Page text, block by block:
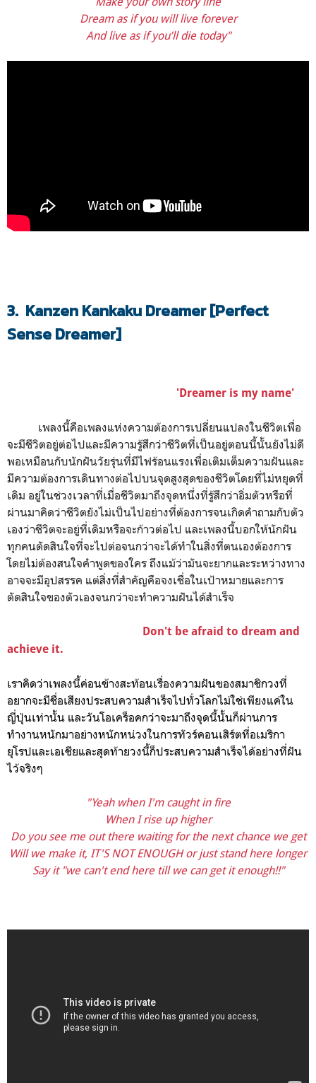
Dream as if you will live forever
And live as if you’ll die today"
3. Kanzen Kankaku Dreamer [Perfect
Sense Dreamer]
'Dreamer is my name'
เพลงนี้คือเพลงแห่งความต้องการเปลี่ยนแปลงในชีวิตเพื่อ
จะมีชีวิตอยู่ต่อไปและมีความรู้สึกว่าชีวิตที่เป็นอยู่ตอนนี้นั้นยังไม่ดี
พอเหมือนกับนักฝันวัยรุ่นที่มีไฟร้อนแรงเพื่อเติมเต็มความฝันและ
มีความต้องการเดินทางต่อไปบนจุดสูงสุดของชีวิตโดยที่ไม่หยุดที่
เดิม อยู่ในช่วงเวลาที่เมื่อชีวิตมาถึงจุดหนึ่งที่รู้สึกว่าอิ่มตัวหรือที่
ผ่านมาคิดว่าชีวิตยังไม่เป็นไปอย่างที่ต้องการจนเกิดคำถามกับตัว
เองว่าชีวิตจะอยู่ที่เดิมหรือจะก้าวต่อไป และเพลงนี้บอกให้นักฝัน
ทุกคนตัดสินใจที่จะไปต่อจนกว่าจะได้ทำในสิ่งที่ตนเองต้องการ
โดยไม่ต้องสนใจคำพูดของใคร ถึงแม้ว่ามันจะยากและระหว่างทาง
อาจจะมีอุปสรรค แต่สิ่งที่สำคัญคือจงเชื่อในเป้าหมายและการ
ตัดสินใจของตัวเองจนกว่าจะทำความฝันได้สำเร็จ
Don't be afraid to dream and
achieve it.
เราคิดว่าเพลงนี้ค่อนข้างสะท้อนเรื่องความฝันของสมาชิกวงที่
อยากจะมีชื่อเสียงประสบความสำเร็จไปทั่วโลกไม่ใช่เพียงแค่ใน
ญี่ปุ่นเท่านั้น และวันโอเคร็อคกว่าจะมาถึงจุดนี้นั้นก็ผ่านการ
ทำงานหนักมาอย่างหนักหน่วงในการทัวร์คอนเสิร์ตที่อเมริกา
ยุโรปและเอเชียและสุดท้ายวงนี้ก็ประสบความสำเร็จได้อย่างที่ฝัน
ไว้จริงๆ
"Yeah when I'm caught in fire
When I rise up higher
Do you see me out there waiting for the next chance we get
Will we make it, IT'S NOT ENOUGH or just stand here longer
Say it "we can't end here till we can get it enough!!"